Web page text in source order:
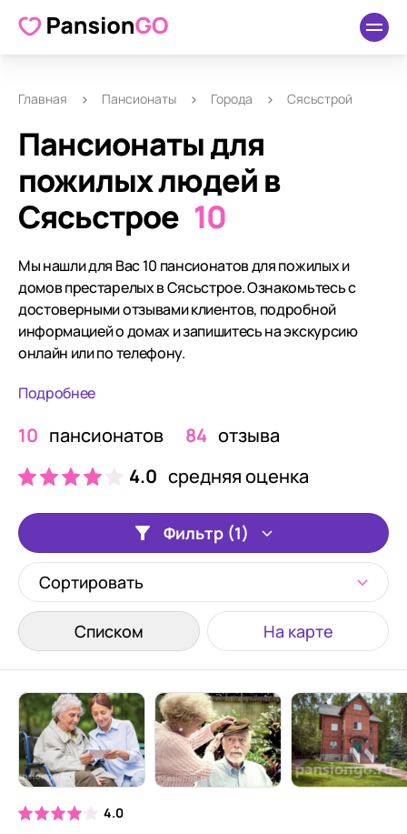
Главная Пансионаты Города Сясьстрой
Пансионаты для
пожилых людей в
Сясьстрое 10
Мы нашли для Вас 10 пансионатов для пожилых и
домов престарелых в Сясьстрое. Ознакомьтесь с
достоверными отзывами клиентов, подробной
информацией о домах и запишитесь на экскурсию
онлайн или по телефону.
Подробнее
10 пансионатов 84 отзыва
4.0 средняя оценка
Фильтр (1)
Сортировать
Списком На карте
4.0